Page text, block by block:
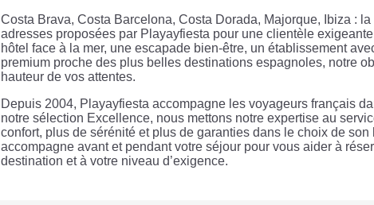
Costa Brava, Costa Barcelona, Costa Dorada, Majorque, Ibiza :
adresses proposées par Playayfiesta pour une clientèle
hôtel face à la mer, une escapade bien-être, un établissement
premium proche des plus belles destinations espagnoles, notre
hauteur de vos attentes.
Depuis 2004, Playayfiesta accompagne les voyageurs français
notre sélection Excellence, nous mettons notre expertise au
confort, plus de sérénité et plus de garanties dans le choix de
accompagne avant et pendant votre séjour pour vous aider à
destination et à votre niveau d’exigence.